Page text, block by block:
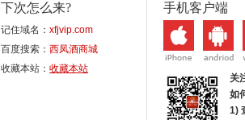
下次怎么来?
记住域名： xfjvip.com
百度搜索： 西凤酒商城
收藏本站： 收藏本站
手机客户端
关
如
1)